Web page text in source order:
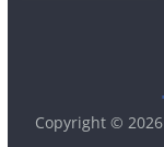
Copyright © 2026